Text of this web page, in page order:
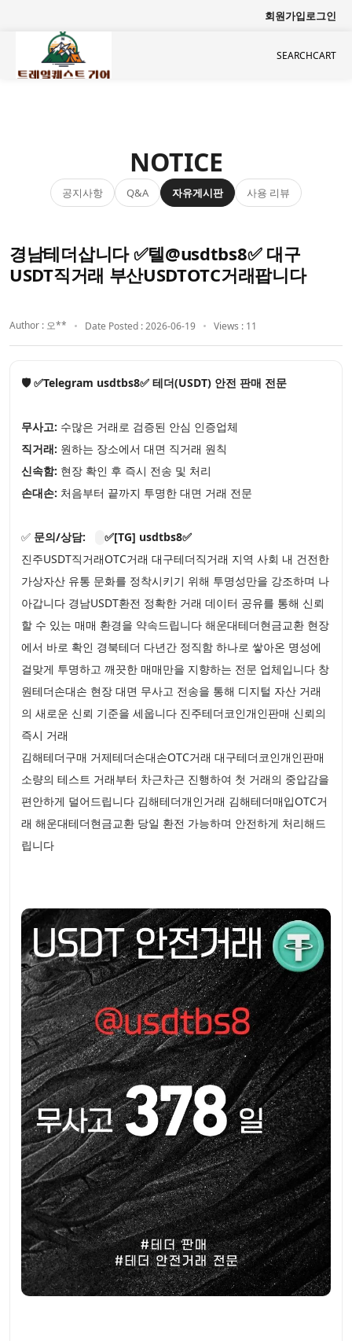
회원가입로그인
SEARCHCART
NOTICE
공지사항 Q&A 자유게시판 사용 리뷰
경남테더삽니다 ✅텔@usdtbs8✅ 대구
USDT직거래 부산USDTOTC거래팝니다
Author : 오** Date Posted : 2026-06-19 Views : 11
🛡️ ✅Telegram usdtbs8✅ 테더(USDT) 안전 판매 전문
무사고: 수많은 거래로 검증된 안심 인증업체
직거래: 원하는 장소에서 대면 직거래 원칙
신속함: 현장 확인 후 즉시 전송 및 처리
손대손: 처음부터 끝까지 투명한 대면 거래 전문
✅ 문의/상담:
✅[TG] usdtbs8✅
진주USDT직거래OTC거래 대구테더직거래 지역 사회 내 건전한
가상자산 유통 문화를 정착시키기 위해 투명성만을 강조하며 나
아갑니다 경남USDT환전 정확한 거래 데이터 공유를 통해 신뢰
할 수 있는 매매 환경을 약속드립니다 해운대테더현금교환 현장
에서 바로 확인 경북테더 다년간 정직함 하나로 쌓아온 명성에
걸맞게 투명하고 깨끗한 매매만을 지향하는 전문 업체입니다 창
원테더손대손 현장 대면 무사고 전송을 통해 디지털 자산 거래
의 새로운 신뢰 기준을 세웁니다 진주테더코인개인판매 신뢰의
즉시 거래
김해테더구매 거제테더손대손OTC거래 대구테더코인개인판매
소량의 테스트 거래부터 차근차근 진행하여 첫 거래의 중압감을
편안하게 덜어드립니다 김해테더개인거래 김해테더매입OTC거
래 해운대테더현금교환 당일 환전 가능하며 안전하게 처리해드
립니다